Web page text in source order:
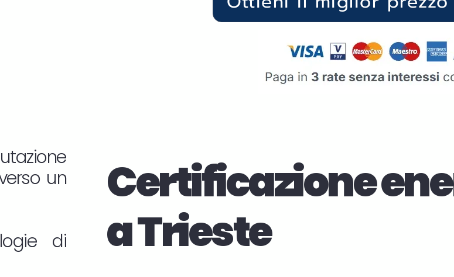
un
di
Certificazione
a Trieste